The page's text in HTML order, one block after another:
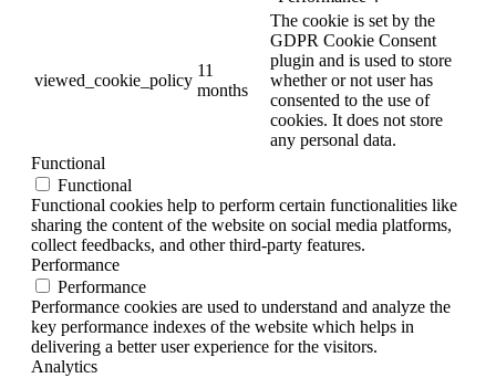
viewed_cookie_policy
11
months
The cookie is set by the
GDPR Cookie Consent
plugin and is used to store
whether or not user has
consented to the use of
cookies. It does not store
any personal data.
Functional
Functional
Functional cookies help to perform certain functionalities like
sharing the content of the website on social media platforms,
collect feedbacks, and other third-party features.
Performance
Performance
Performance cookies are used to understand and analyze the
key performance indexes of the website which helps in
delivering a better user experience for the visitors.
Analytics